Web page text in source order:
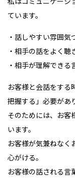
ています。
・話しやすい雰囲気
・相手の話をよく聴
・相手が理解できる
お客様と会話をする
把握する」必要があ
そのためには、お客
います。
お客様が気兼ねなく
心がける。
お客様の話される言